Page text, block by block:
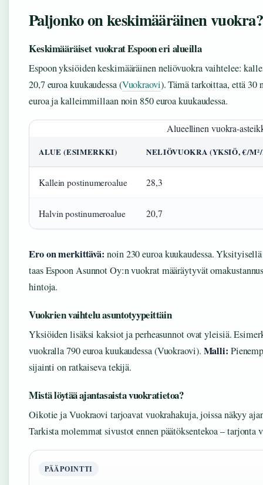
Paljonko on keskimääräinen vuokra?
Keskimääräiset vuokrat Espoon eri alueilla
Espoon yksiöiden keskimääräinen neliövuokra vaihtelee:
20,7 euroa kuukaudessa (Vuokraovi). Tämä tarkoittaa, että
euroa ja kalleimmillaan noin 850 euroa kuukaudessa.
Alueellinen vuokra-
ALUE (ESIMERKKI) NELIÖVUOKRA (YKSIÖ, €/
Kallein postinumeroalue 28,3
Halvin postinumeroalue 20,7
Ero on merkittävä: noin 230 euroa kuukaudessa.
taas Espoon Asunnot Oy:n vuokrat määräytyvät
hintoja.
Vuokrien vaihtelu asuntotyypeittäin
Yksiöiden lisäksi kaksiot ja perheasunnot ovat yleisiä.
vuokralla 790 euroa kuukaudessa (Vuokraovi). Malli:
sijainti on ratkaiseva tekijä.
Mistä löytää ajantasaista vuokratietoa?
Oikotie ja Vuokraovi tarjoavat vuokrahakuja, joissa näkyy
Tarkista molemmat sivustot ennen päätöksentekoa – tarjonta
PÄÄPOINTTI